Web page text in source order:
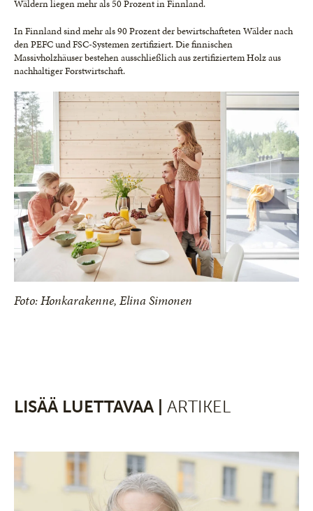
Wäldern liegen mehr als 50 Prozent in Finnland.
In Finnland sind mehr als 90 Prozent der bewirtschafteten Wälder nach
den PEFC und FSC-Systemen zertifiziert. Die finnischen
Massivholzhäuser bestehen ausschließlich aus zertifiziertem Holz aus
nachhaltiger Forstwirtschaft.
Foto: Honkarakenne, Elina Simonen
LISÄÄ LUETTAVAA | ARTIKEL